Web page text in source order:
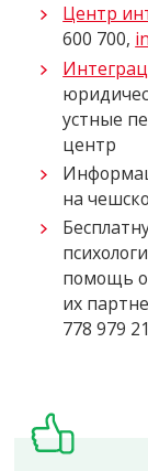
Центр
600 700,
устные
центр
на
помощь
их
778 979